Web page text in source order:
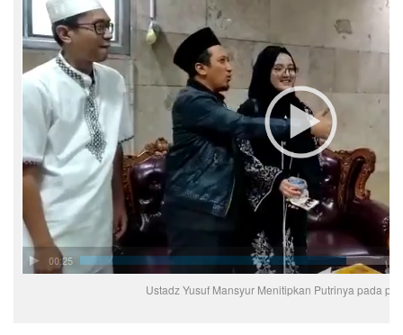
Ustadz Yusuf Mansyur Menitipkan Putrinya pada